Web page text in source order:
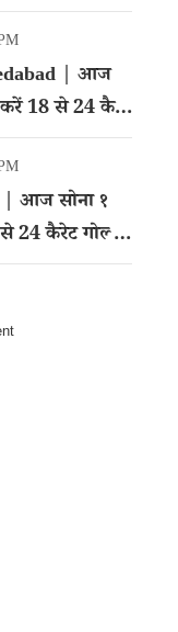
| आज
18 से 24 कैरेट
| आज सोना १
24 कैरेट गोल्ड